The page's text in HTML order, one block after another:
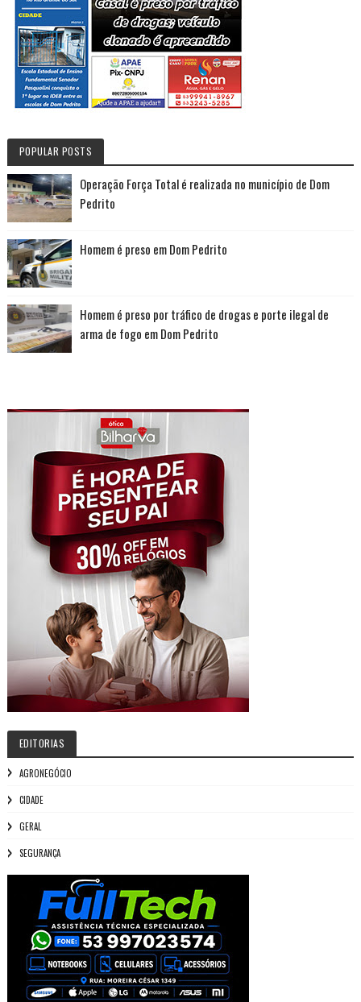
POPULAR POSTS
Operação Força Total é realizada no município de Dom
Pedrito
Homem é preso em Dom Pedrito
Homem é preso por tráfico de drogas e porte ilegal de
arma de fogo em Dom Pedrito
EDITORIAS
AGRONEGÓCIO
CIDADE
GERAL
SEGURANÇA